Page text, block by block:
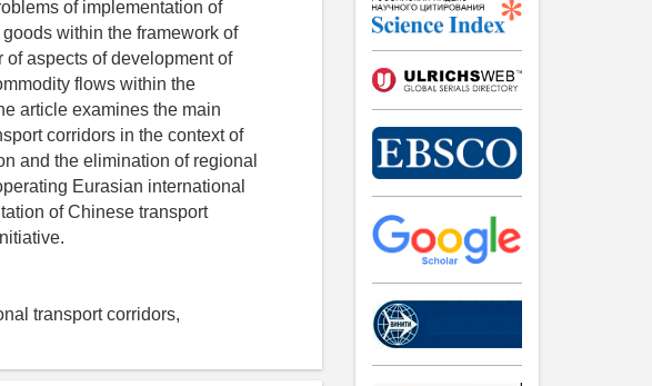
of implementation of
within the framework of
aspects of development of
flows within the
article examines the main
corridors in the context of
and the elimination of regional
Eurasian international
of Chinese transport
transport corridors,